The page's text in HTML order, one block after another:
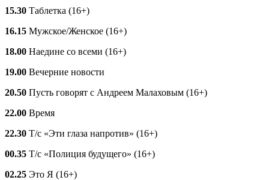
15.30 Таблетка (16+)
16.15 Мужское/Женское (16+)
18.00 Наедине со всеми (16+)
19.00 Вечерние новости
20.50 Пусть говорят с Андреем Малаховым (16+)
22.00 Время
22.30 Т/с «Эти глаза напротив» (16+)
00.35 Т/с «Полиция будущего» (16+)
02.25 Это Я (16+)